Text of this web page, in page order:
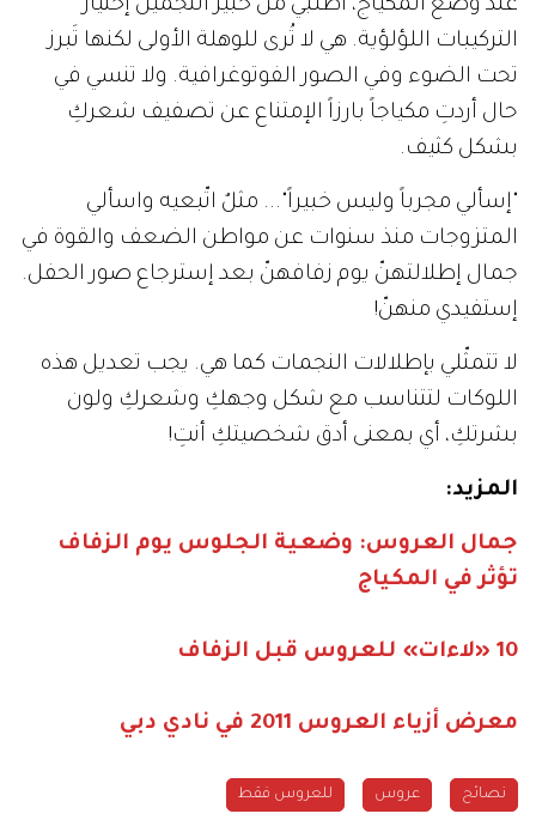
عند وضع المكياج، أُطلبي من خبير التجميل إختيار
التركيبات اللؤلؤية. هي لا تُرى للوهلة الأولى لكنها تَبرز
تحت الضوء وفي الصور الفوتوغرافية. ولا تنسي في
حال أردتِ مكياجاً بارزاً الإمتناع عن تصفيف شعركِ
بشكل كثيف.
"إسألي مجرباً وليس خبيراً"... مثلٌ اتّبعيه واسألي
المتزوجات منذ سنوات عن مواطن الضعف والقوة في
جمال إطلالتهنّ يوم زفافهنّ بعد إسترجاع صور الحفل.
إستفيدي منهنّ!
لا تتمثّلي بإطلالات النجمات كما هي. يجب تعديل هذه
اللوكات لتتناسب مع شكل وجهكِ وشعركِ ولون
بشرتكِ، أي بمعنى أدق شخصيتكِ أنتِ!
المزيد:
جمال العروس: وضعية الجلوس يوم الزفاف
تؤثر في المكياج
10 «لاءات» للعروس قبل الزفاف
معرض أزياء العروس 2011 في نادي دبي
نصائح عروس للعروس فقط